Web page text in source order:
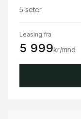
5 seter
Leasing fra
5 999kr/mnd